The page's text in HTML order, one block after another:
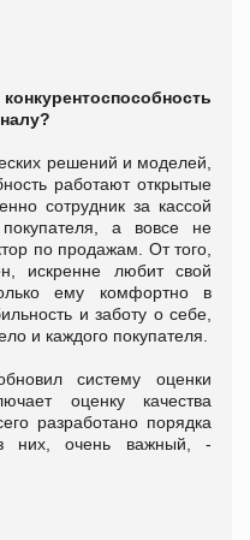
решений и моделей,
работают открытые
сотрудник за кассой
а вовсе не
по продажам. От того,
искренне любит свой
ему комфортно в
и заботу о себе,
и каждого покупателя.
систему оценки
оценку качества
разработано порядка
них, очень важный, -